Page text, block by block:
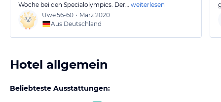
Woche bei den Specialolympics. Der… weiterlesen
Uwe56-60 • März 2020
Aus Deutschland
Hotel allgemein
Beliebteste Ausstattungen: